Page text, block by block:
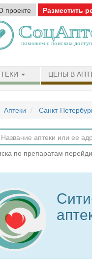
проекте Разместить
ЦЕНЫ В
Аптеки Санкт-
по препаратам